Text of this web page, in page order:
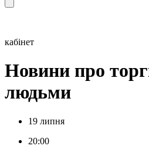
кабінет
Новини про
людьми
19 липня
20:00